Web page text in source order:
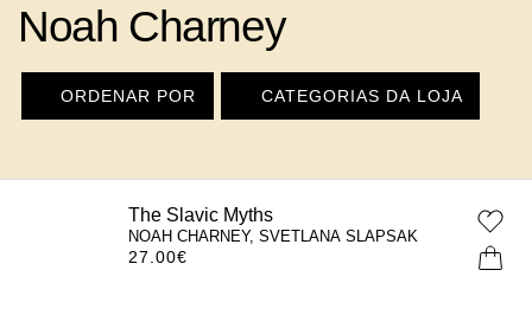
Noah Charney
ORDENAR POR CATEGORIAS DA LOJA
The Slavic Myths
NOAH CHARNEY, SVETLANA SLAPSAK
27.00€